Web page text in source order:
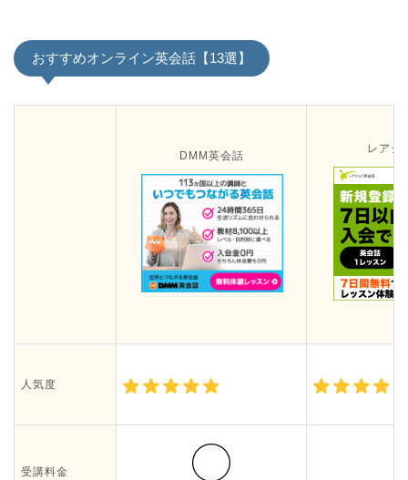
おすすめオンライン英会話【13選】
DMM英会話
レアジ
人気度
受講料金